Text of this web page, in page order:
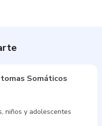
Somáticos
niños y adolescentes